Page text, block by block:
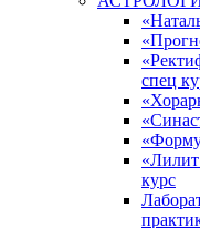
спец
курс